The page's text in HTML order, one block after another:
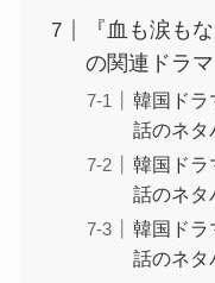
『血も涙も
の関連ドラマ
韓国ドラ
話のネタ
韓国ドラ
話のネタ
韓国ドラ
話のネタ